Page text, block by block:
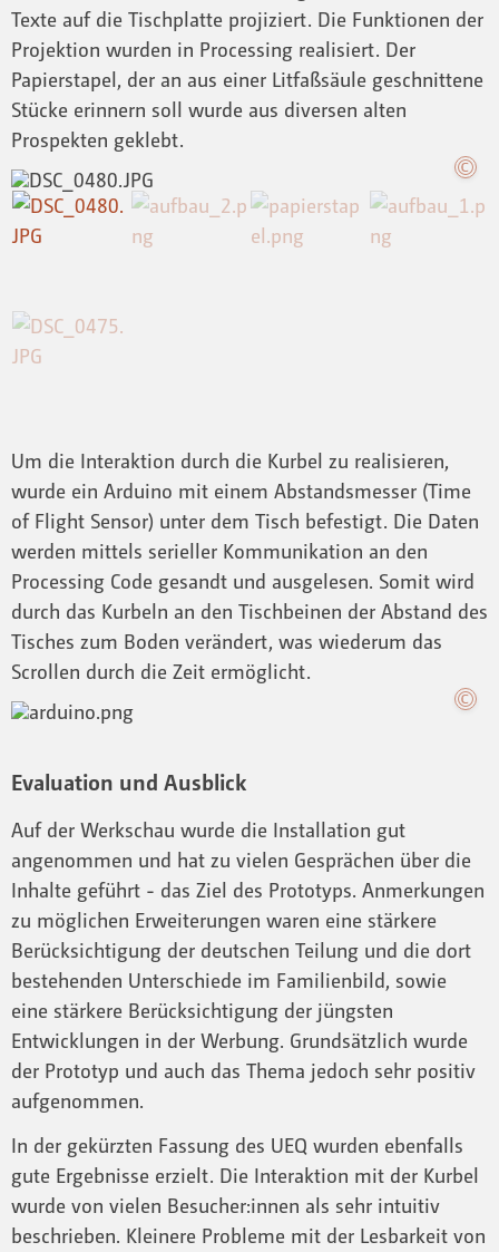
Texte auf die Tischplatte projiziert. Die Funktionen der
Projektion wurden in Processing realisiert. Der
Papierstapel, der an aus einer Litfaßsäule geschnittene
Stücke erinnern soll wurde aus diversen alten
Prospekten geklebt.
Um die Interaktion durch die Kurbel zu realisieren,
wurde ein Arduino mit einem Abstandsmesser (Time
of Flight Sensor) unter dem Tisch befestigt. Die Daten
werden mittels serieller Kommunikation an den
Processing Code gesandt und ausgelesen. Somit wird
durch das Kurbeln an den Tischbeinen der Abstand des
Tisches zum Boden verändert, was wiederum das
Scrollen durch die Zeit ermöglicht.
Evaluation und Ausblick
Auf der Werkschau wurde die Installation gut
angenommen und hat zu vielen Gesprächen über die
Inhalte geführt - das Ziel des Prototyps. Anmerkungen
zu möglichen Erweiterungen waren eine stärkere
Berücksichtigung der deutschen Teilung und die dort
bestehenden Unterschiede im Familienbild, sowie
eine stärkere Berücksichtigung der jüngsten
Entwicklungen in der Werbung. Grundsätzlich wurde
der Prototyp und auch das Thema jedoch sehr positiv
aufgenommen.
In der gekürzten Fassung des UEQ wurden ebenfalls
gute Ergebnisse erzielt. Die Interaktion mit der Kurbel
wurde von vielen Besucher:innen als sehr intuitiv
beschrieben. Kleinere Probleme mit der Lesbarkeit von